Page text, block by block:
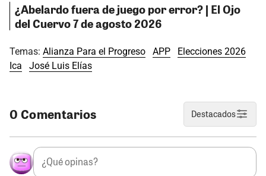
¿Abelardo fuera de juego por error? | El Ojo
del Cuervo 7 de agosto 2026
Temas: Alianza Para el Progreso APP
Elecciones 2026
Ica
José Luis Elías
0 Comentarios Destacados